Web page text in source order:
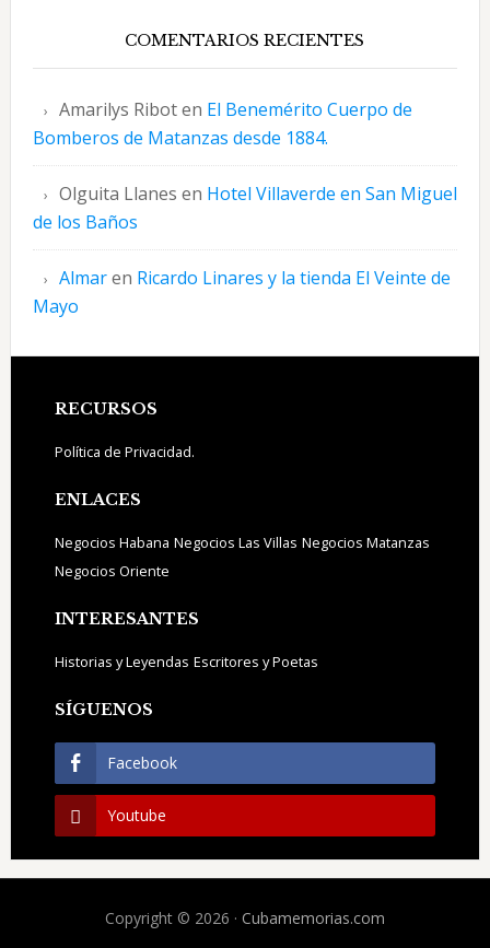
COMENTARIOS RECIENTES
Amarilys Riboten El Benemérito Cuerpo de
Bomberos de Matanzas desde 1884.
Olguita Llanes en Hotel Villaverde en San Miguel
de los Baños
Almaren Ricardo Linares y la tienda El Veinte de
Mayo
Footer
RECURSOS
Política de Privacidad.
ENLACES
Negocios Habana Negocios Las Villas Negocios Matanzas
Negocios Oriente
INTERESANTES
Historias y Leyendas Escritores y Poetas
SÍGUENOS
Facebook
Youtube
Copyright © 2026 · Cubamemorias.com